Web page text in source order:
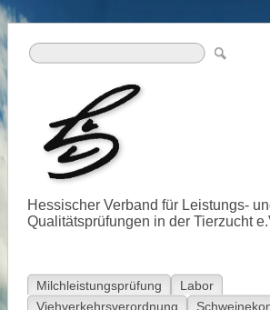
Hessischer Verband für Leistungs-
Qualitätsprüfungen in der Tierzucht
Milchleistungsprüfung
Labor
Viehverkehrsverordnung